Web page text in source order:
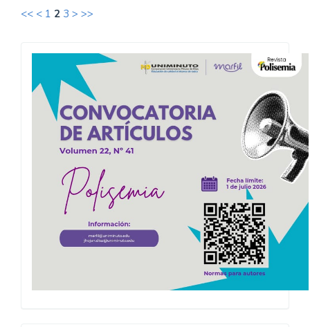
<< < 1 2 3 > >>
Convocatoria
Polisemia
2026